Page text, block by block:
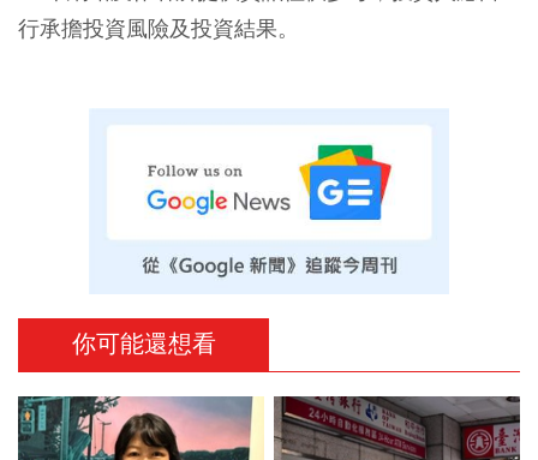
行承擔投資風險及投資結果。
你可能還想看